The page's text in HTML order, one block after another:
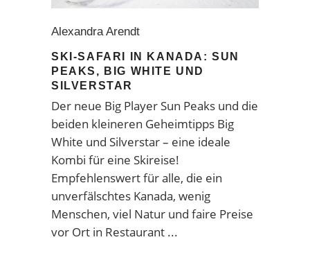
Alexandra Arendt
SKI-SAFARI IN KANADA: SUN
PEAKS, BIG WHITE UND
SILVERSTAR
Der neue Big Player Sun Peaks und die
beiden kleineren Geheimtipps Big
White und Silverstar – eine ideale
Kombi für eine Skireise!
Empfehlenswert für alle, die ein
unverfälschtes Kanada, wenig
Menschen, viel Natur und faire Preise
vor Ort in Restaurant